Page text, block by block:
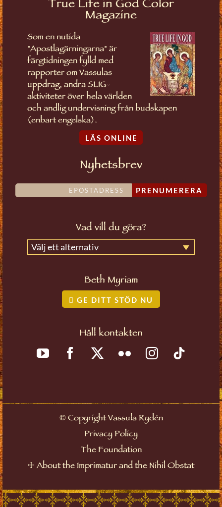
True Life in God Color
Magazine
Som en nutida
"Apostlagärningarna" är
färgtidningen fylld med
rapporter om Vassulas
uppdrag, andra SLIG-
aktiviteter över hela världen
och andlig undervisning från budskapen
(enbart engelska).
LÄS ONLINE
Nyhetsbrev
PRENUMERERA
Vad vill du göra?
Välj ett alternativ
Beth Myriam
GE DITT STÖD NU
Håll kontakten
©Copyright Vassula Rydén
Privacy Policy
The Foundation
☩ About the Imprimatur and the Nihil Obstat